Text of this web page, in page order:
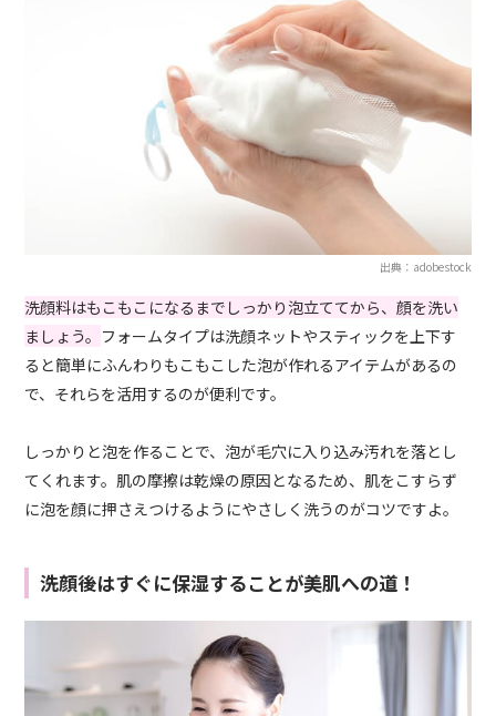
出典：adobestock
洗顔料はもこもこになるまでしっかり泡立ててから、顔を洗い
ましょう。 フォームタイプは洗顔ネットやスティックを上下す
ると簡単にふんわりもこもこした泡が作れるアイテムがあるの
で、それらを活用するのが便利です。
しっかりと泡を作ることで、泡が毛穴に入り込み汚れを落とし
てくれます。肌の摩擦は乾燥の原因となるため、肌をこすらず
に泡を顔に押さえつけるようにやさしく洗うのがコツですよ。
洗顔後はすぐに保湿することが美肌への道！